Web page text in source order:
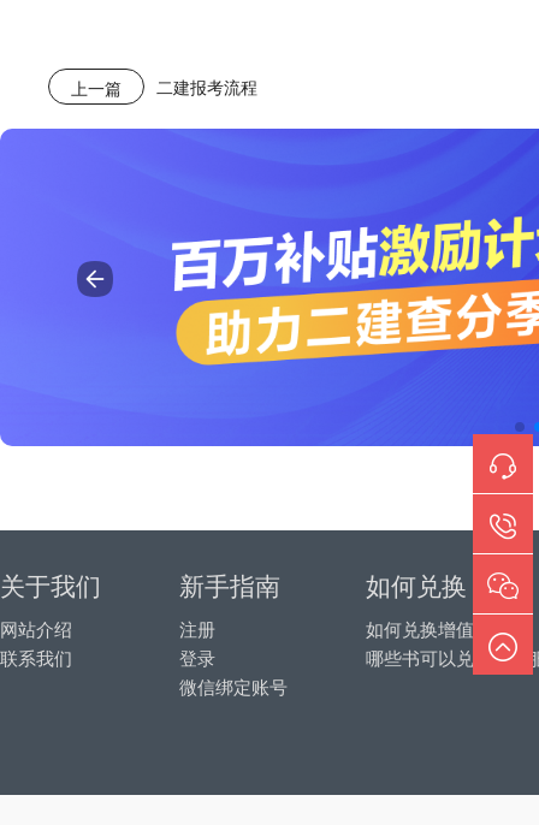
上一篇 二建报考流程
关于我们
网站介绍
联系我们
新手指南
注册
登录
微信绑定账号
如何兑换
如何兑换增值服务
哪些书可以兑换增值